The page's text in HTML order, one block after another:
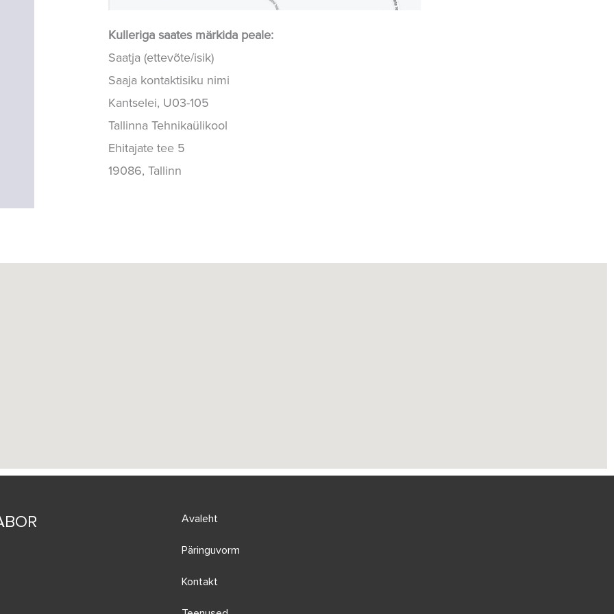
Kulleriga saates märkida peale:
Saatja (ettevõte/isik)
Saaja kontaktisiku nimi
Kantselei, U03-105
Tallinna Tehnikaülikool
Ehitajate tee 5
19086, Tallinn
Avaleht
Päringuvorm
Kontakt